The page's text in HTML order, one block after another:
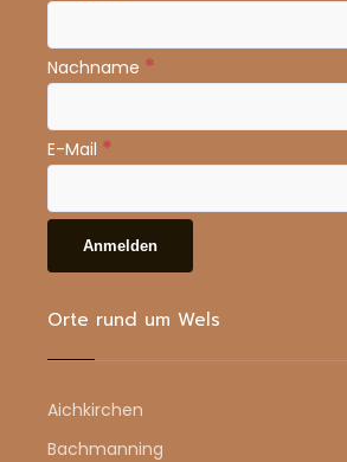
Nachname *
E-Mail *
Orte rund um Wels
Aichkirchen
Bachmanning